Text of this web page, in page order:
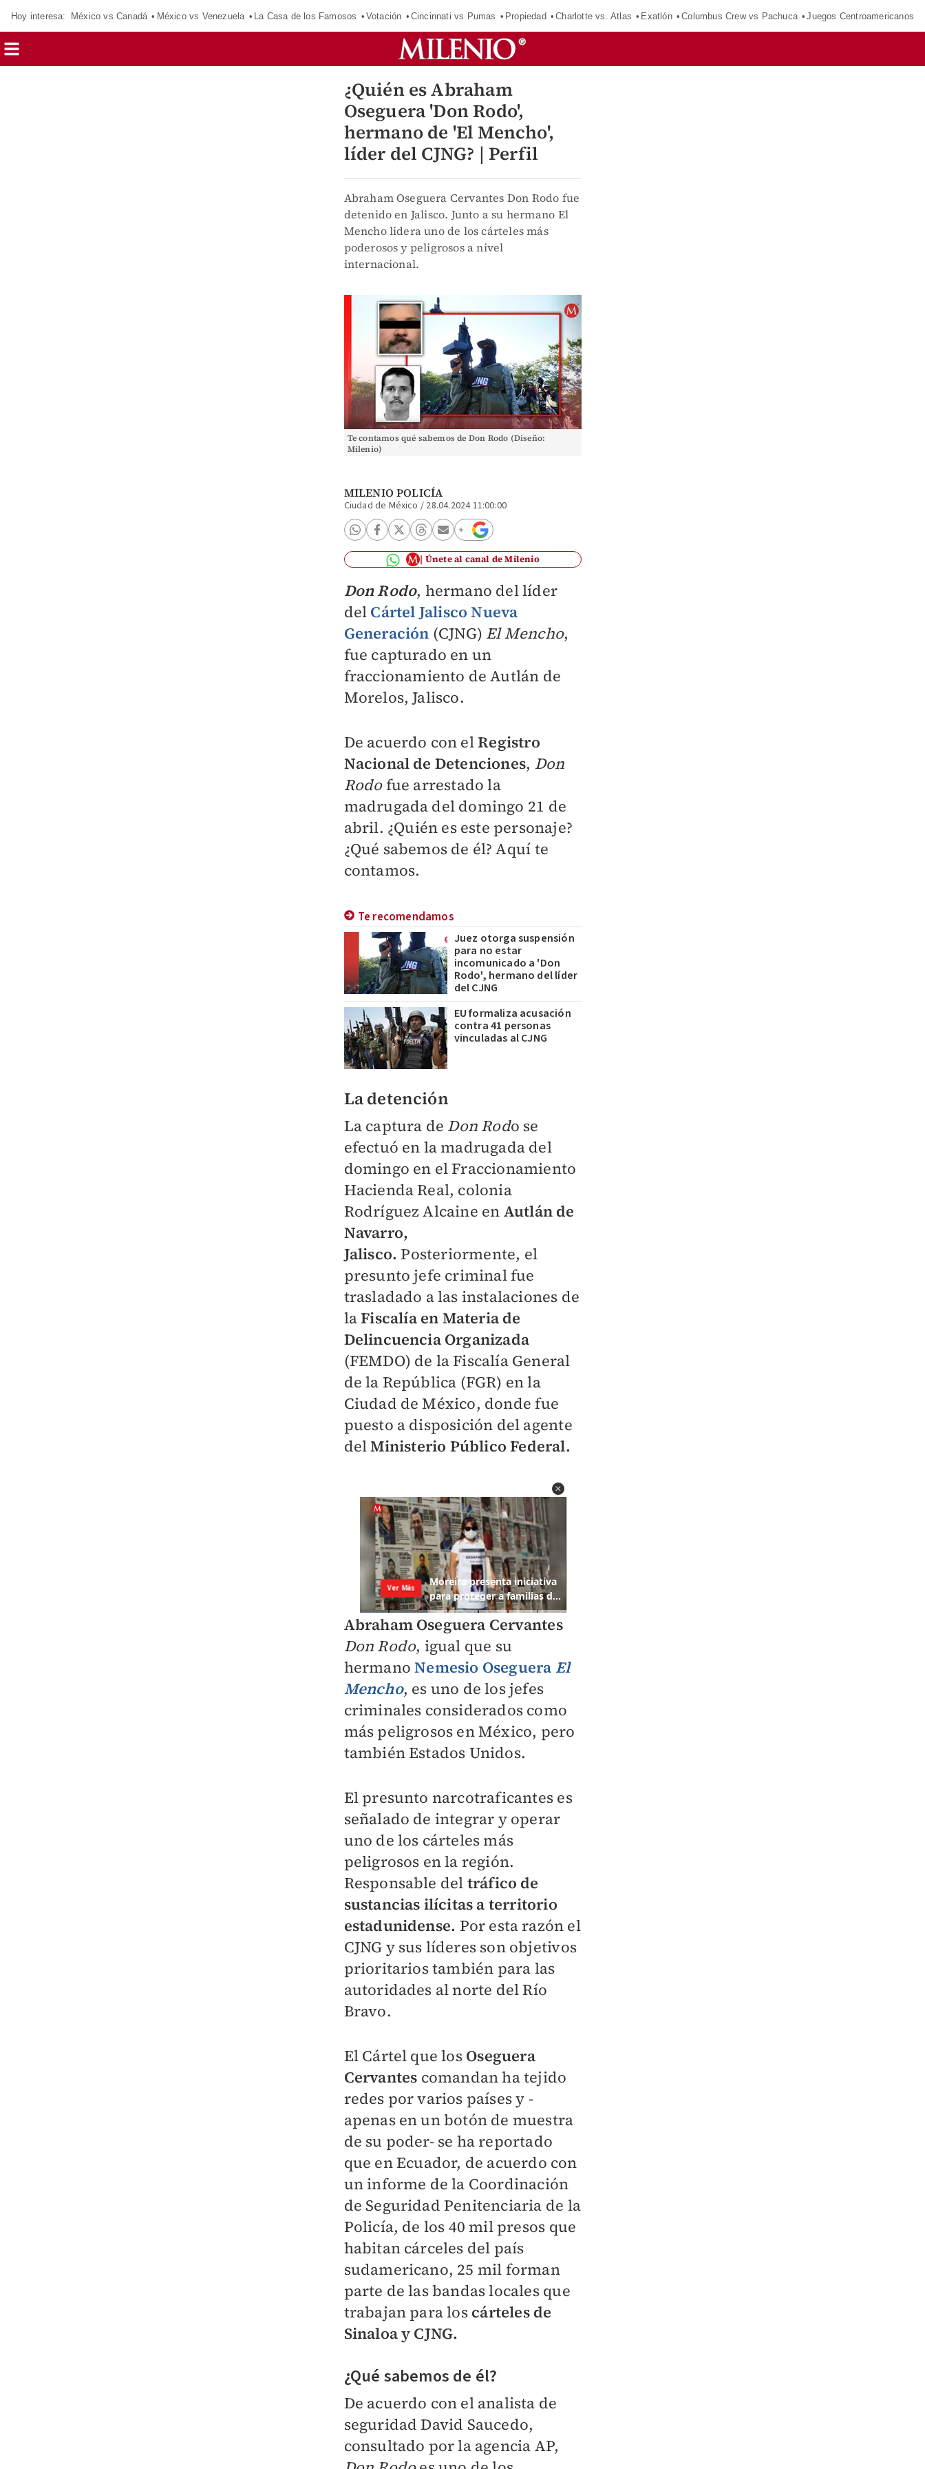
Hoy interesa: México vs Canadá México vs Venezuela La Casa de los Famosos Votación Cincinnati vs Pumas Propiedad Charlotte vs. Atlas Exatlón Columbus Crew vs Pachuca Juegos Centroamericanos
¿Quién es Abraham
Oseguera 'Don Rodo',
hermano de 'El Mencho',
líder del CJNG? | Perfil
Abraham Oseguera Cervantes Don Rodo fue
detenido en Jalisco. Junto a su hermano El
Mencho lidera uno de los cárteles más
poderosos y peligrosos a nivel
internacional.
Te contamos qué sabemos de Don Rodo (Diseño:
Milenio)
MILENIO POLICÍA
Ciudad de México / 28.04.2024 11:00:00
Únete al canal de Milenio
Don Rodo, hermano del líder
del Cártel Jalisco Nueva
Generación (CJNG) El Mencho,
fue capturado en un
fraccionamiento de Autlán de
Morelos, Jalisco.
De acuerdo con elRegistro
Nacional de Detenciones, Don
Rodofue arrestado la
madrugada del domingo 21 de
abril. ¿Quién es este personaje?
¿Qué sabemos de él? Aquí te
contamos.
Te recomendamos
Juez otorga suspensión
para no estar
incomunicado a 'Don
Rodo', hermano del líder
del CJNG
EU formaliza acusación
contra 41 personas
vinculadas al CJNG
La detención
La captura de Don Rodo se
efectuó en la madrugada del
domingo en el Fraccionamiento
Hacienda Real, colonia
Rodríguez Alcaine en Autlán de
Navarro,
Jalisco.Posteriormente, el
presunto jefe criminal fue
trasladado a las instalaciones de
laFiscalía en Materia de
Delincuencia Organizada
(FEMDO) de la Fiscalía General
de la República (FGR) en la
Ciudad de México, donde fue
puesto a disposición del agente
delMinisterio Público Federal.
Abraham Oseguera Cervantes
Don Rodo, igual que su
hermanoNemesio Oseguera El
Mencho, es uno de los jefes
criminales considerados como
más peligrosos en México, pero
también Estados Unidos.
El presunto narcotraficantes es
señalado de integrar y operar
uno de los cárteles más
peligrosos en la región.
Responsable del tráfico de
sustancias ilícitas a territorio
estadunidense. Por esta razón el
CJNG y sus líderes son objetivos
prioritarios también para las
autoridades al norte del Río
Bravo.
El Cártel que los Oseguera
Cervantes comandan ha tejido
redes por varios países y -
apenas en un botón de muestra
de su poder- se ha reportado
que en Ecuador, de acuerdo con
un informe de la Coordinación
de Seguridad Penitenciaria de la
Policía, de los 40 mil presos que
habitan cárceles del país
sudamericano, 25 mil forman
parte de las bandas locales que
trabajan para los cárteles de
Sinaloa y CJNG.
¿Qué sabemos de él?
De acuerdo con el analista de
seguridad David Saucedo,
consultado por la agencia AP,